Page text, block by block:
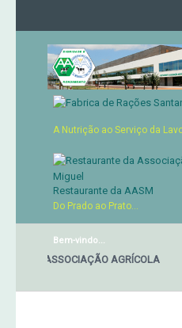
A Nutrição ao Serviço da
Restaurante da AASM
Do Prado ao Prato...
Bem-vindo...
DA ASSOCIAÇÃO AGRÍCOLA